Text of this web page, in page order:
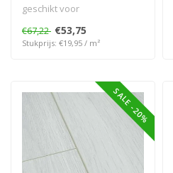
geschikt voor
vloerverwarming
€67,22 €53,75
Stukprijs: €19,95 / m²
SALE -20%